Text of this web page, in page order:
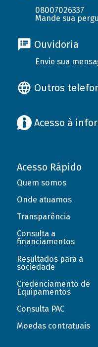
08007026337
Mande sua
Ouvidoria
Envie sua
Outros
Acesso à
Acesso Rápido
Quem somos
Onde atuamos
Transparência
Consulta a
financiamentos
Resultados para a
sociedade
Credenciamento de
Equipamentos
Consulta PAC
Moedas contratuais